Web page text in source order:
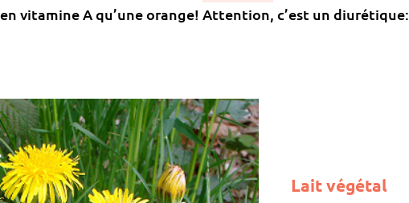
vitamine A qu’une orange! Attention, c’est un diurétique:
Lait végétal